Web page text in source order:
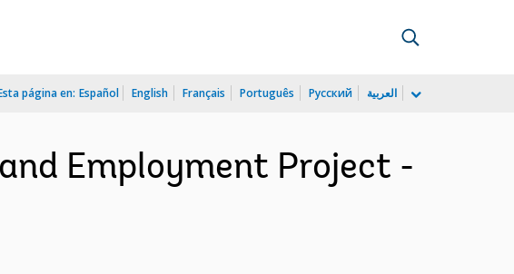
página en: Español English Français Português Русский العربية
Employment Project -